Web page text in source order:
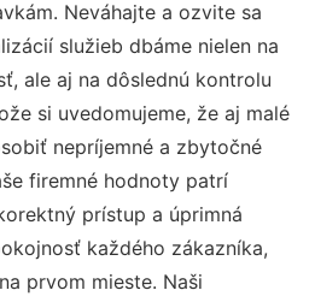
Neváhajte a ozvite sa
služieb dbáme nielen na
ale aj na dôslednú kontrolu
si uvedomujeme, že aj malé
nepríjemné a zbytočné
firemné hodnoty patrí
prístup a úprimná
každého zákazníka,
prvom mieste. Naši